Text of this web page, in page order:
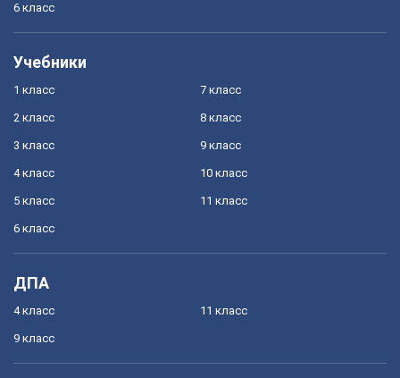
6 класс
Учебники
1 класс
2 класс
3 класс
4 класс
5 класс
6 класс
7 класс
8 класс
9 класс
10 класс
11 класс
ДПА
4 класс
9 класс
11 класс